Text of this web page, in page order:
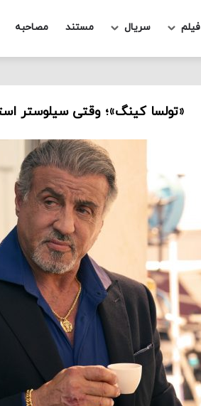
فیلم سریال مستند مصاحبه
«تولسا کینگ»؛ وقتی سیلوستر